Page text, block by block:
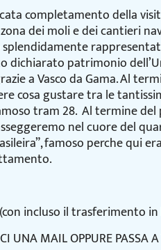
completamento della
dei moli e dei cantieri
dichiarato patrimonio
a Vasco da Gama. Al
cosa gustare tra le
tram 28. Al termine
nel cuore del
famoso perche qui
incluso il trasferimento
UNA MAIL OPPURE PASSA